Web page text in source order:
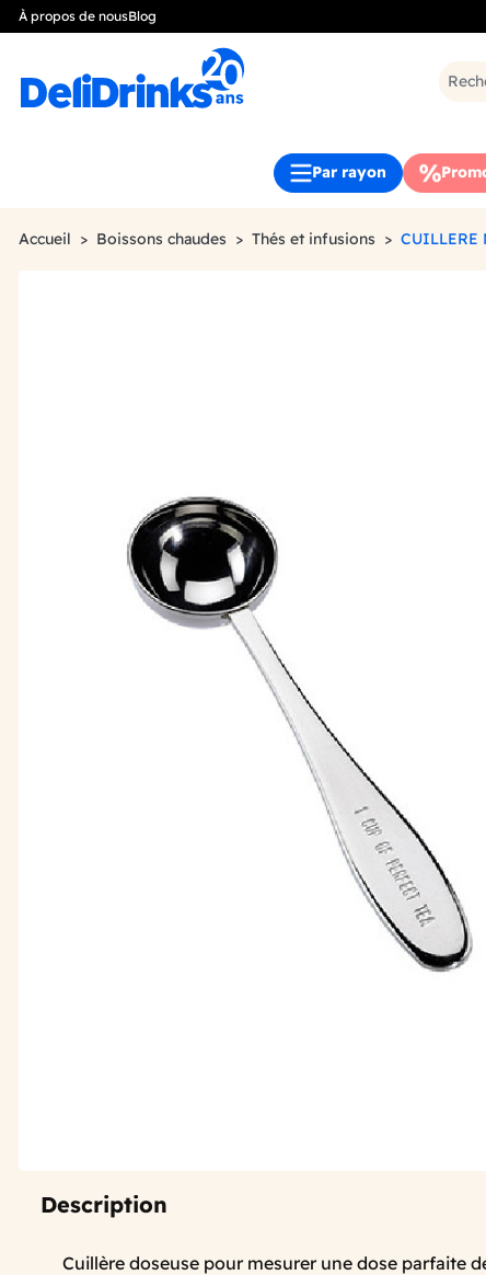
À propos de nousBlog
Par rayon
Accueil Boissons chaudes Thés et infusions CUILLERE
Description
Cuillère doseuse pour mesurer une dose parfaite